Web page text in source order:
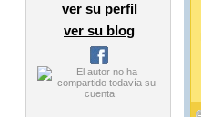
ver su perfil
ver su blog